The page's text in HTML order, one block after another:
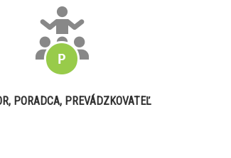
PORADCA, PREVÁDZKOVATEĽ